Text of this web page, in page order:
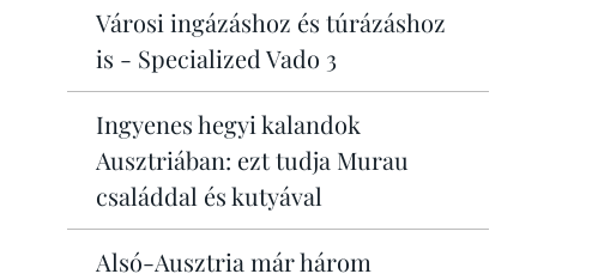
Városi ingázáshoz és túrázáshoz
is - Specialized Vado 3
Ingyenes hegyi kalandok
Ausztriában: ezt tudja Murau
családdal és kutyával
Alsó-Ausztria már három